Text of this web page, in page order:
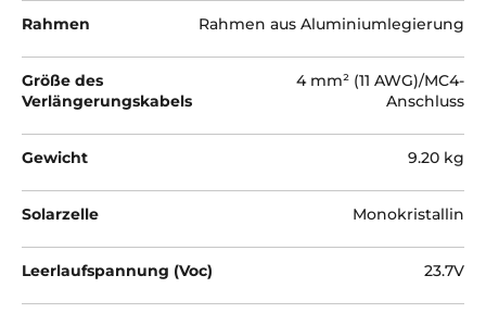
Rahmen Rahmen aus Aluminiumlegierung
Größe des
Verlängerungskabels
4 mm² (11 AWG)/MC4-
Anschluss
Gewicht 9.20 kg
Solarzelle Monokristallin
Leerlaufspannung (Voc) 23.7V